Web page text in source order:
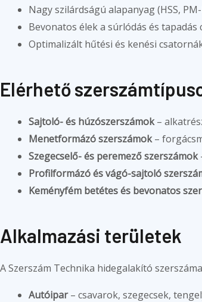
Nagy szilárdságú alapanyag (HSS,
Bevonatos élek a súrlódás és tapadás
Optimalizált hűtési és kenési
Elérhető
Sajtoló- és húzószerszámok–
Menetformázó szerszámok–
Szegecselő- és peremező szerszámok
Profilformázó és vágó-sajtoló
Keményfém betétes és bevonatos
Alkalmazási területek
A Szerszám Technika hidegalakító
Autóipar– csavarok, szegecsek,